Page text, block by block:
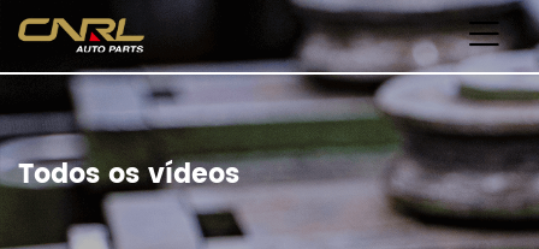
Todos os vídeos